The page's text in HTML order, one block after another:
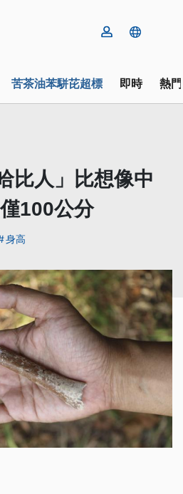
苦茶油苯駢芘超標 即時 熱
比人」比想像中
100公分
身高